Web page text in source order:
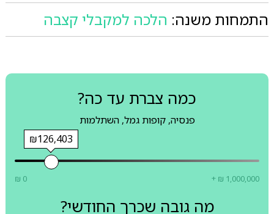
התמחות משנה: הלכה למקבלי קצבה
כמה צברת עד כה?
פנסיה, קופות גמל, השתלמות
₪126,403
₪ 0 + ₪ 1,000,000
מה גובה שכרך החודשי?